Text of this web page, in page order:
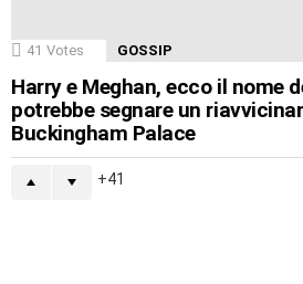
41 Votes GOSSIP
Harry e Meghan, ecco il nome
potrebbe segnare un
Buckingham Palace
41